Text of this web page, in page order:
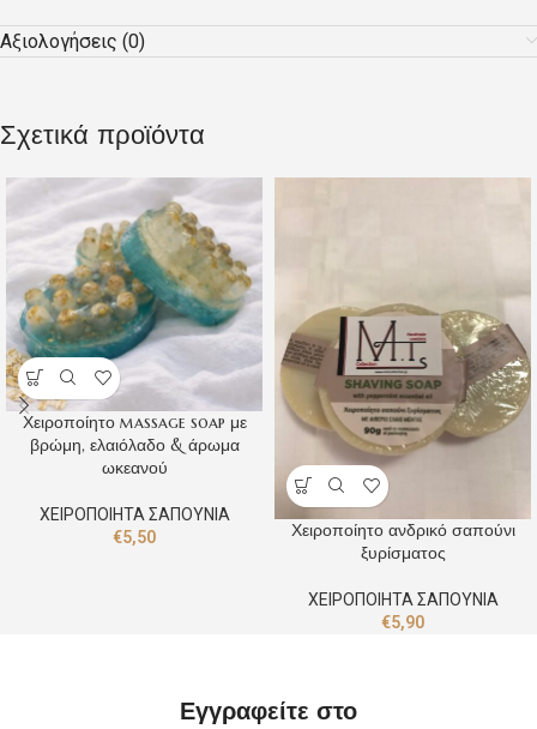
Αξιολογήσεις (0)
Σχετικά προϊόντα
Χειροποίητο massage soap με
βρώμη, ελαιόλαδο & άρωμα
ωκεανού
ΧΕΙΡΟΠΟΙΗΤΑ ΣΑΠΟΥΝΙΑ
€5,50
Χειροποίητο ανδρικό σαπούνι
ξυρίσματος
ΧΕΙΡΟΠΟΙΗΤΑ ΣΑΠΟΥΝΙΑ
€5,90
Εγγραφείτε στο